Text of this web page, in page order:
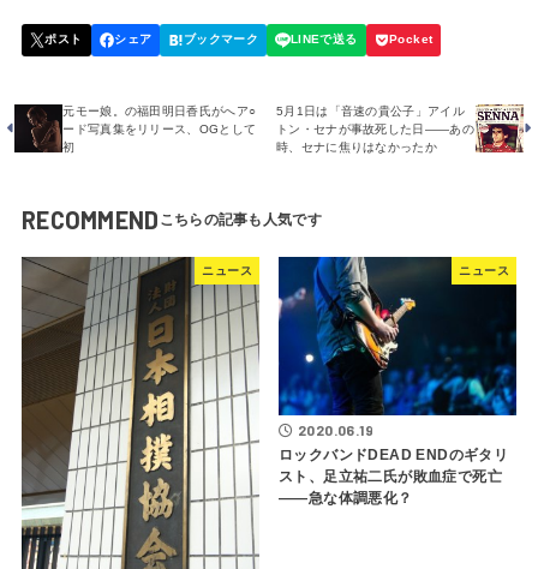
元モー娘。の福田明日香氏がへア○
ード写真集をリリース、OGとして
初
5月1日は「音速の貴公子」アイル
トン・セナが事故死した日――あの
時、セナに焦りはなかったか
RECOMMEND
ニュース ニュース
2020.06.19
ロックバンドDEAD ENDのギタリ
スト、足立祐二氏が敗血症で死亡
――急な体調悪化？